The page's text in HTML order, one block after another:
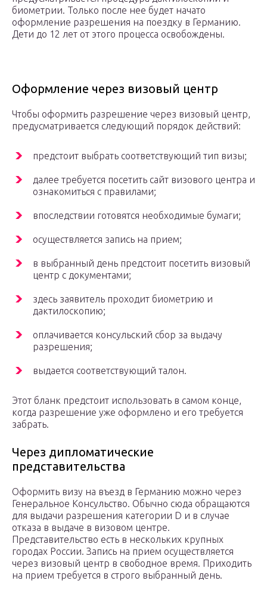
биометрии. Только после нее будет начато
оформление разрешения на поездку в Германию.
Дети до 12 лет от этого процесса освобождены.
Оформление через визовый центр
Чтобы оформить разрешение через визовый центр,
предусматривается следующий порядок действий:
предстоит выбрать соответствующий тип визы;
далее требуется посетить сайт визового центра и
ознакомиться с правилами;
впоследствии готовятся необходимые бумаги;
осуществляется запись на прием;
в выбранный день предстоит посетить визовый
центр с документами;
здесь заявитель проходит биометрию и
дактилоскопию;
оплачивается консульский сбор за выдачу
разрешения;
выдается соответствующий талон.
Этот бланк предстоит использовать в самом конце,
когда разрешение уже оформлено и его требуется
забрать.
Через дипломатические
представительства
Оформить визу на въезд в Германию можно через
Генеральное Консульство. Обычно сюда обращаются
для выдачи разрешения категории D и в случае
отказа в выдаче в визовом центре.
Представительство есть в нескольких крупных
городах России. Запись на прием осуществляется
через визовый центр в свободное время. Приходить
на прием требуется в строго выбранный день.